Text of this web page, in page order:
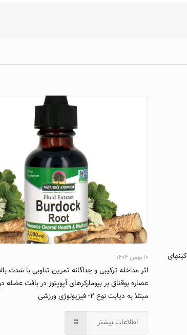
سایتوکینهای
۱۰ بهمن ۱۴۰۴
اثر مداخله ترکیبی و جداگانه تمرین تناوبی با شدت
عصاره بوقناق بر بیومارکرهای آپوپتوز در بافت
مبتلا به دیابت نوع ۲- فیزیولوژی ورزشی
اطلاعات بیشتر